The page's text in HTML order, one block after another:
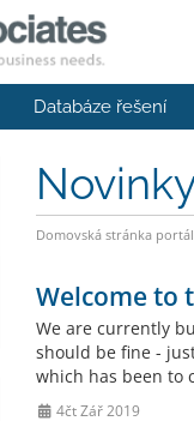
Databáze řešení
Domovská stránka
Welcome to
We are currently
should be fine -
which has been to
4čt Zář 2019